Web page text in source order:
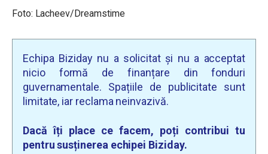
Foto: Lacheev/Dreamstime
Echipa Biziday nu a solicitat și nu a acceptat
nicio formă de finanțare din fonduri
guvernamentale. Spațiile de publicitate sunt
limitate, iar reclama neinvazivă.
Dacă îți place ce facem, poți contribui tu
pentru susținerea echipei Biziday.